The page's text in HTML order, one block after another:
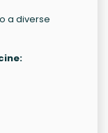
a diverse